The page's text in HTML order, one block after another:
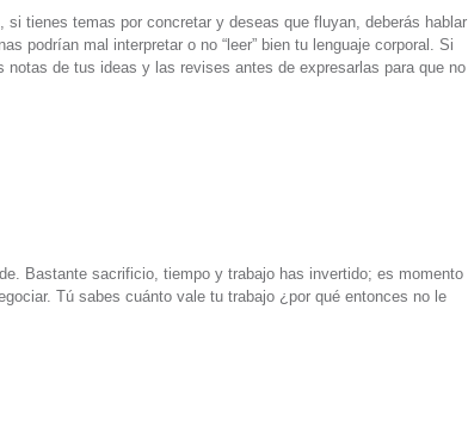
tienes temas por concretar y deseas que fluyan, deberás hablar
podrían mal interpretar o no “leer” bien tu lenguaje corporal. Si
de tus ideas y las revises antes de expresarlas para que no
Bastante sacrificio, tiempo y trabajo has invertido; es momento
Tú sabes cuánto vale tu trabajo ¿por qué entonces no le